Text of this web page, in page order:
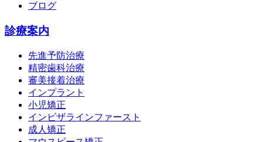
ブログ
診療案内
先進予防治療
精密歯科治療
審美接着治療
インプラント
小児矯正
インビザラインファースト
成人矯正